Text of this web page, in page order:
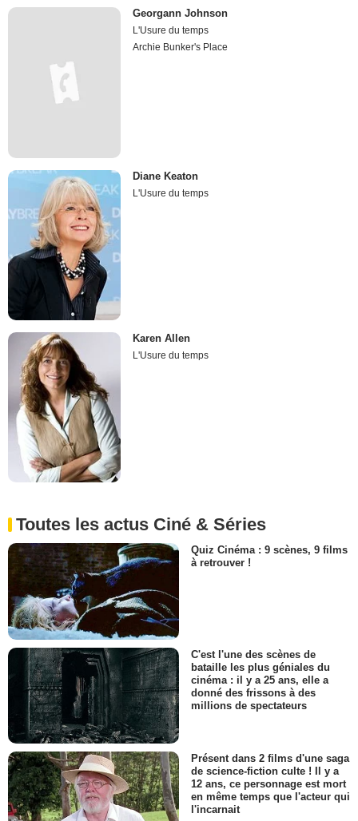
Georgann Johnson
L'Usure du temps
Archie Bunker's Place
Diane Keaton
L'Usure du temps
Karen Allen
L'Usure du temps
Toutes les actus Ciné & Séries
Quiz Cinéma : 9 scènes, 9 films
à retrouver !
C'est l'une des scènes de
bataille les plus géniales du
cinéma : il y a 25 ans, elle a
donné des frissons à des
millions de spectateurs
Présent dans 2 films d'une saga
de science-fiction culte ! Il y a
12 ans, ce personnage est mort
en même temps que l'acteur qui
l'incarnait